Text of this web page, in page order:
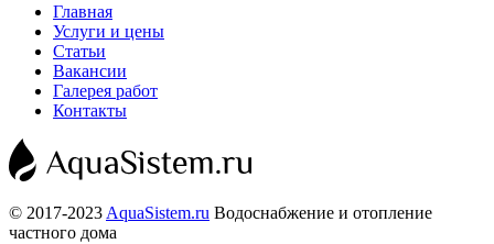
Главная
Услуги и цены
Статьи
Вакансии
Галерея работ
Контакты
© 2017-2023 AquaSistem.ru Водоснабжение и отопление
частного дома